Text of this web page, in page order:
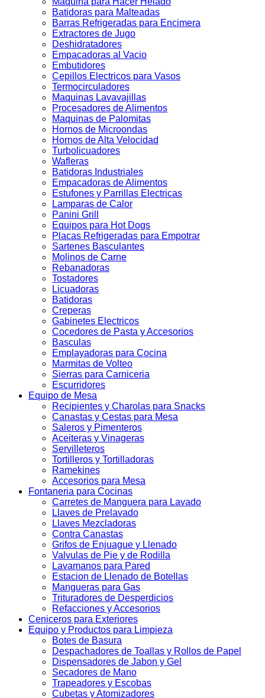
Batidoras para Malteadas
Barras Refrigeradas para Encimera
Extractores de Jugo
Deshidratadores
Empacadoras al Vacio
Embutidores
Cepillos Electricos para Vasos
Termocirculadores
Maquinas Lavavajillas
Procesadores de Alimentos
Maquinas de Palomitas
Hornos de Microondas
Hornos de Alta Velocidad
Turbolicuadores
Wafleras
Batidoras Industriales
Empacadoras de Alimentos
Estufones y Parrillas Electricas
Lamparas de Calor
Panini Grill
Equipos para Hot Dogs
Placas Refrigeradas para Empotrar
Sartenes Basculantes
Molinos de Carne
Rebanadoras
Tostadores
Licuadoras
Batidoras
Creperas
Gabinetes Electricos
Cocedores de Pasta y Accesorios
Basculas
Emplayadoras para Cocina
Marmitas de Volteo
Sierras para Carniceria
Escurridores
Equipo de Mesa
Recipientes y Charolas para Snacks
Canastas y Cestas para Mesa
Saleros y Pimenteros
Aceiteras y Vinageras
Servilleteros
Tortilleros y Tortilladoras
Ramekines
Accesorios para Mesa
Fontaneria para Cocinas
Carretes de Manguera para Lavado
Llaves de Prelavado
Llaves Mezcladoras
Contra Canastas
Grifos de Enjuague y Llenado
Valvulas de Pie y de Rodilla
Lavamanos para Pared
Estacion de Llenado de Botellas
Mangueras para Gas
Trituradores de Desperdicios
Refacciones y Accesorios
Ceniceros para Exteriores
Equipo y Productos para Limpieza
Botes de Basura
Despachadores de Toallas y Rollos de Papel
Dispensadores de Jabon y Gel
Secadores de Mano
Trapeadores y Escobas
Cubetas y Atomizadores